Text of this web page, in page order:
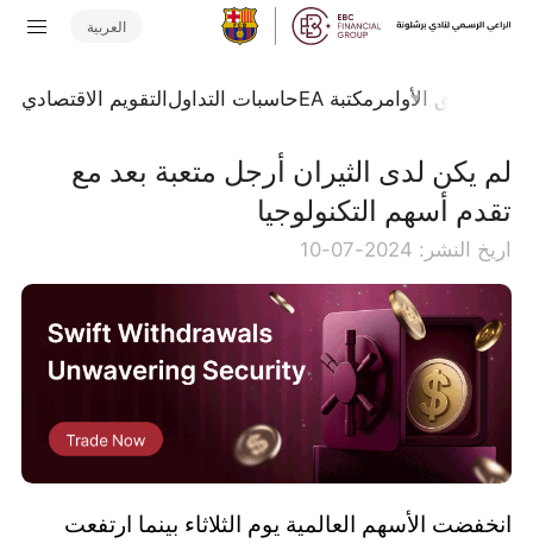
العربية
تدفق الأوامر مكتبة EA حاسبات التداولالتقويم الاقتصادي
لم يكن لدى الثيران أرجل متعبة بعد مع
تقدم أسهم التكنولوجيا
اريخ النشر: 2024-07-10
انخفضت الأسهم العالمية يوم الثلاثاء بينما ارتفعت